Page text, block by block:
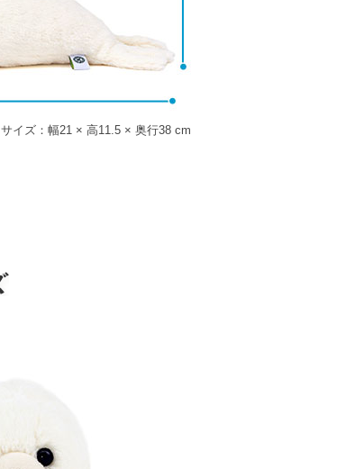
サイズ：幅21 × 高11.5 × 奥行38 cm